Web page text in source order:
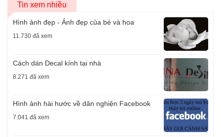
Tin xem nhiều
Hình ảnh đẹp - Ảnh đẹp của bé và hoa
11.730 đã xem
Cách dán Decal kính tại nhà
8.271 đã xem
Hình ảnh hài hước về dân nghiện Facebook
7.041 đã xem